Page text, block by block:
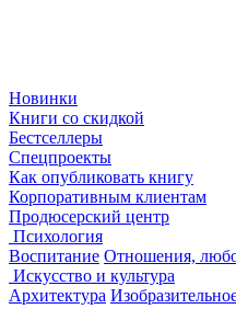
Новинки
Книги со скидкой
Бестселлеры
Спецпроекты
Как опубликовать книгу
Корпоративным клиентам
Продюсерский центр
Психология
Воспитание Отношения,
Искусство и культура
Архитектура